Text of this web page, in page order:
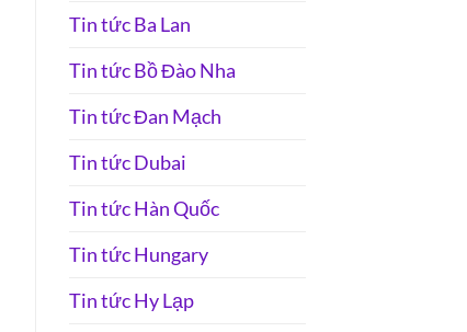
Tin tức Ba Lan
Tin tức Bồ Đào Nha
Tin tức Đan Mạch
Tin tức Dubai
Tin tức Hàn Quốc
Tin tức Hungary
Tin tức Hy Lạp